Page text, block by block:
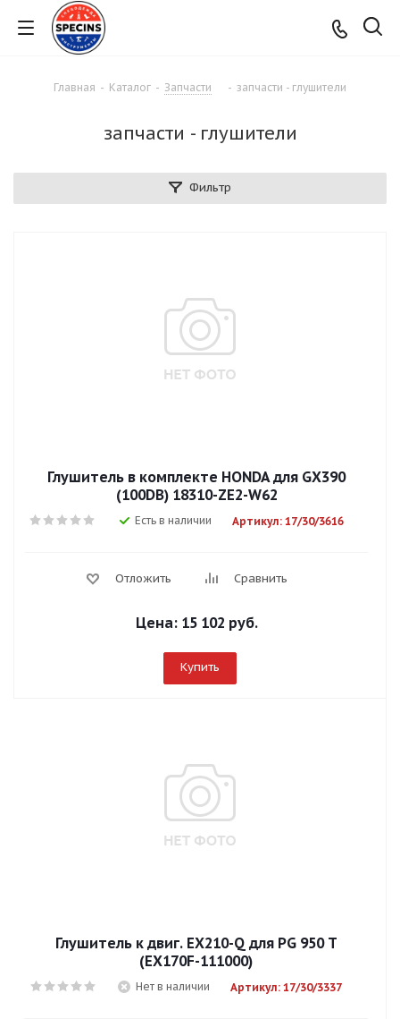
Главная - Каталог - Запчасти - запчасти - глушители
запчасти - глушители
Фильтр
Глушитель в комплекте HONDA для GX390
(100DB) 18310-ZE2-W62
Есть в наличии Артикул: 17/30/3616
Отложить Сравнить
Цена: 15 102 руб.
Купить
Глушитель к двиг. EX210-Q для PG 950 T
(ЕХ170F-111000)
Нет в наличии Артикул: 17/30/3337